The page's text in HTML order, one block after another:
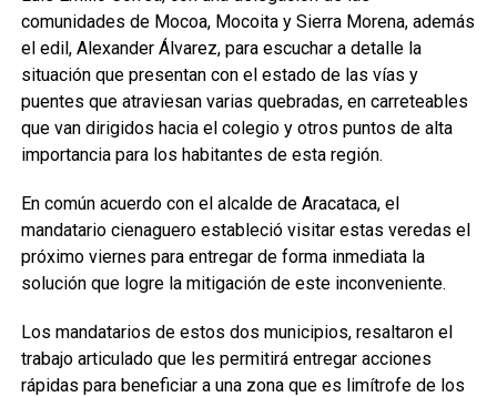
comunidades de Mocoa, Mocoita y Sierra Morena, además
el edil, Alexander Álvarez, para escuchar a detalle la
situación que presentan con el estado de las vías y
puentes que atraviesan varias quebradas, en carreteables
que van dirigidos hacia el colegio y otros puntos de alta
importancia para los habitantes de esta región.
En común acuerdo con el alcalde de Aracataca, el
mandatario cienaguero estableció visitar estas veredas el
próximo viernes para entregar de forma inmediata la
solución que logre la mitigación de este inconveniente.
Los mandatarios de estos dos municipios, resaltaron el
trabajo articulado que les permitirá entregar acciones
rápidas para beneficiar a una zona que es limítrofe de los